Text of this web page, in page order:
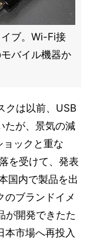
ブ。Wi-Fi接
バイル機器か
クは以前、USB
たが、景気の減
ックと重な
を受けて、発表
国内で製品を出
のブランドイメ
が開発できたた
本市場へ再投入